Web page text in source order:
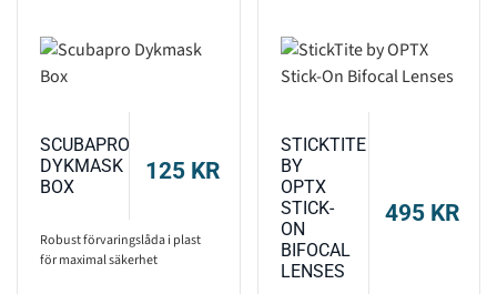
SCUBAPRO
DYKMASK
BOX
125 KR
Robust förvaringslåda i plast
för maximal säkerhet
STICKTITE
BY
OPTX
STICK-
ON
BIFOCAL
LENSES
495 KR